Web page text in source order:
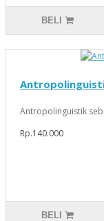
BELI
Antropolinguistik
Rp.140.000
BELI